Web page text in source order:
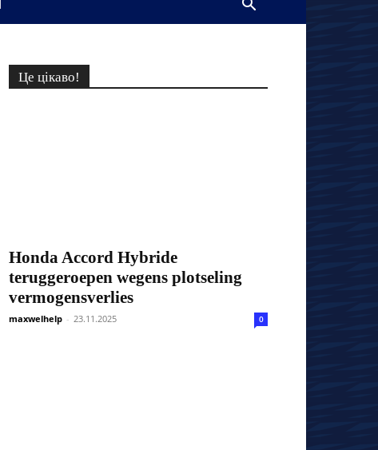
Це цікаво!
Honda Accord Hybride
teruggeroepen wegens plotseling
vermogensverlies
maxwelhelp - 23.11.2025 0